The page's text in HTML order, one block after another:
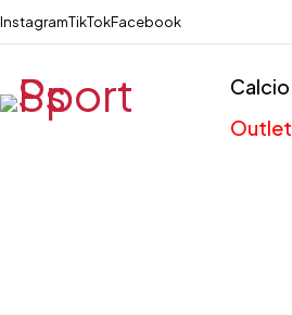
InstagramTikTokFacebook
Calcio
Outlet